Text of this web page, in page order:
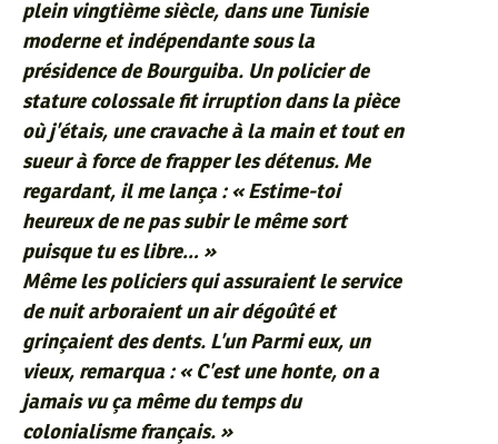
plein vingtième siècle, dans une Tunisie
moderne et indépendante sous la
présidence de Bourguiba. Un policier de
stature colossale fit irruption dans la pièce
où j’étais, une cravache à la main et tout en
sueur à force de frapper les détenus. Me
regardant, il me lança : « Estime-toi
heureux de ne pas subir le même sort
puisque tu es libre… »
Même les policiers qui assuraient le service
de nuit arboraient un air dégoûté et
grinçaient des dents. L’un Parmi eux, un
vieux, remarqua : « C’est une honte, on a
jamais vu ça même du temps du
colonialisme français. »